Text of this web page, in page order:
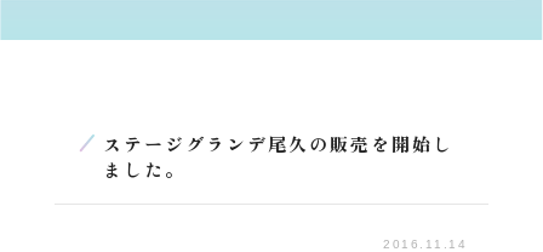
ステージグランデ尾久の販売を開始し
ました。
2016.11.14